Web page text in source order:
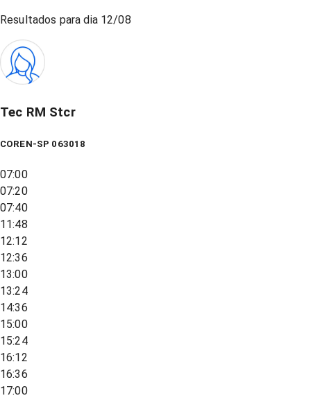
Resultados para dia 12/08
Tec RM Stcr
COREN-SP 063018
07:00
07:20
07:40
11:48
12:12
12:36
13:00
13:24
14:36
15:00
15:24
16:12
16:36
17:00